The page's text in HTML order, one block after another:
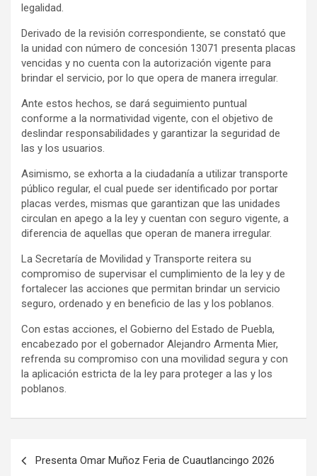
legalidad.
Derivado de la revisión correspondiente, se constató que
la unidad con número de concesión 13071 presenta placas
vencidas y no cuenta con la autorización vigente para
brindar el servicio, por lo que opera de manera irregular.
Ante estos hechos, se dará seguimiento puntual
conforme a la normatividad vigente, con el objetivo de
deslindar responsabilidades y garantizar la seguridad de
las y los usuarios.
Asimismo, se exhorta a la ciudadanía a utilizar transporte
público regular, el cual puede ser identificado por portar
placas verdes, mismas que garantizan que las unidades
circulan en apego a la ley y cuentan con seguro vigente, a
diferencia de aquellas que operan de manera irregular.
La Secretaría de Movilidad y Transporte reitera su
compromiso de supervisar el cumplimiento de la ley y de
fortalecer las acciones que permitan brindar un servicio
seguro, ordenado y en beneficio de las y los poblanos.
Con estas acciones, el Gobierno del Estado de Puebla,
encabezado por el gobernador Alejandro Armenta Mier,
refrenda su compromiso con una movilidad segura y con
la aplicación estricta de la ley para proteger a las y los
poblanos.
Presenta Omar Muñoz Feria de Cuautlancingo 2026